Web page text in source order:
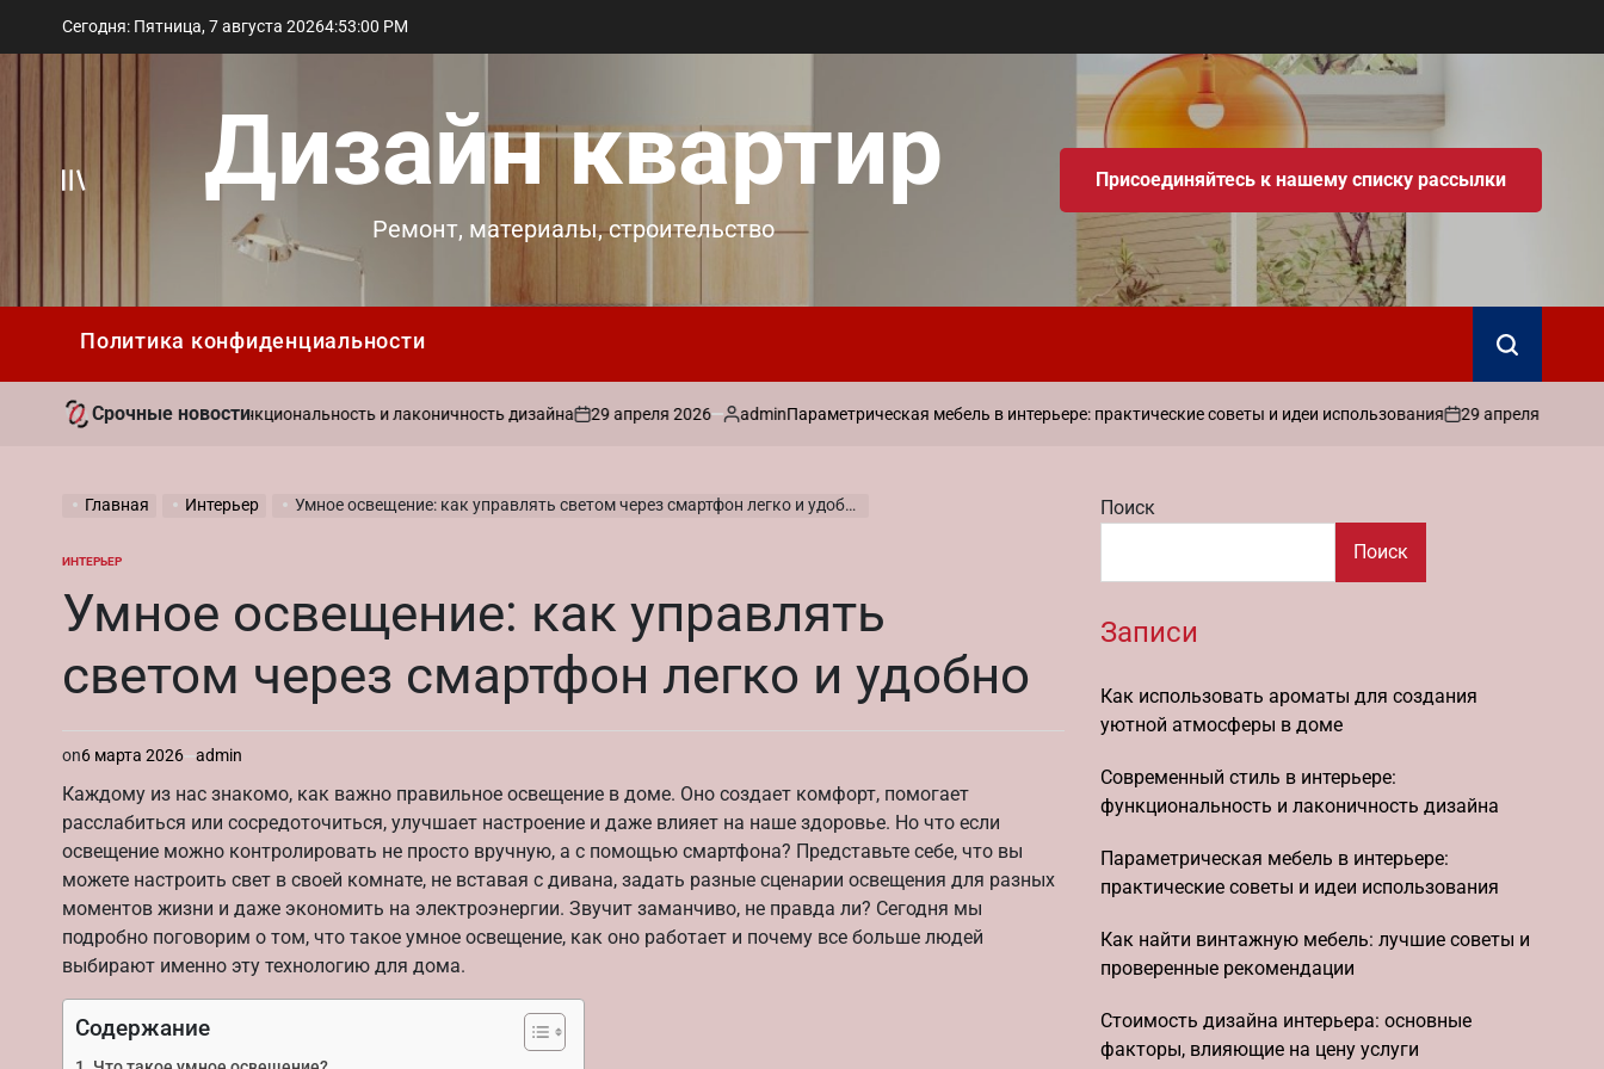
Сегодня: Пятница, 7 августа 20264:53:02 PM
Вне
Дизайн квартир
Ремонт, материалы, строительство
Присоединяйтесь к нашему списку рассылки
Политика конфиденциальности Поиск
Срочные новости
в интерьере: функциональность и лаконичность дизайна
on
29 апреля 2026
Запись
adminПараметрическая мебель в интерьере: практические советы и идеи использования
on
29 апреля 2026
Запись
admin
Главная Интерьер Умное освещение: как управлять светом через смартфон легко и удобно
ОПУБЛИКОВАНО
ИНТЕРЬЕР
Умное освещение: как управлять
светом через смартфон легко и удобно
on6 марта 2026 admin
Каждому из нас знакомо, как важно правильное освещение в доме. Оно создает комфорт, помогает
расслабиться или сосредоточиться, улучшает настроение и даже влияет на наше здоровье. Но что если
освещение можно контролировать не просто вручную, а с помощью смартфона? Представьте себе, что вы
можете настроить свет в своей комнате, не вставая с дивана, задать разные сценарии освещения для разных
моментов жизни и даже экономить на электроэнергии. Звучит заманчиво, не правда ли? Сегодня мы
подробно поговорим о том, что такое умное освещение, как оно работает и почему все больше людей
выбирают именно эту технологию для дома.
Содержание
Поиск
Поиск
Записи
Как использовать ароматы для создания
уютной атмосферы в доме
Современный стиль в интерьере:
функциональность и лаконичность дизайна
Параметрическая мебель в интерьере:
практические советы и идеи использования
Как найти винтажную мебель: лучшие советы и
проверенные рекомендации
Стоимость дизайна интерьера: основные
факторы, влияющие на цену услуги